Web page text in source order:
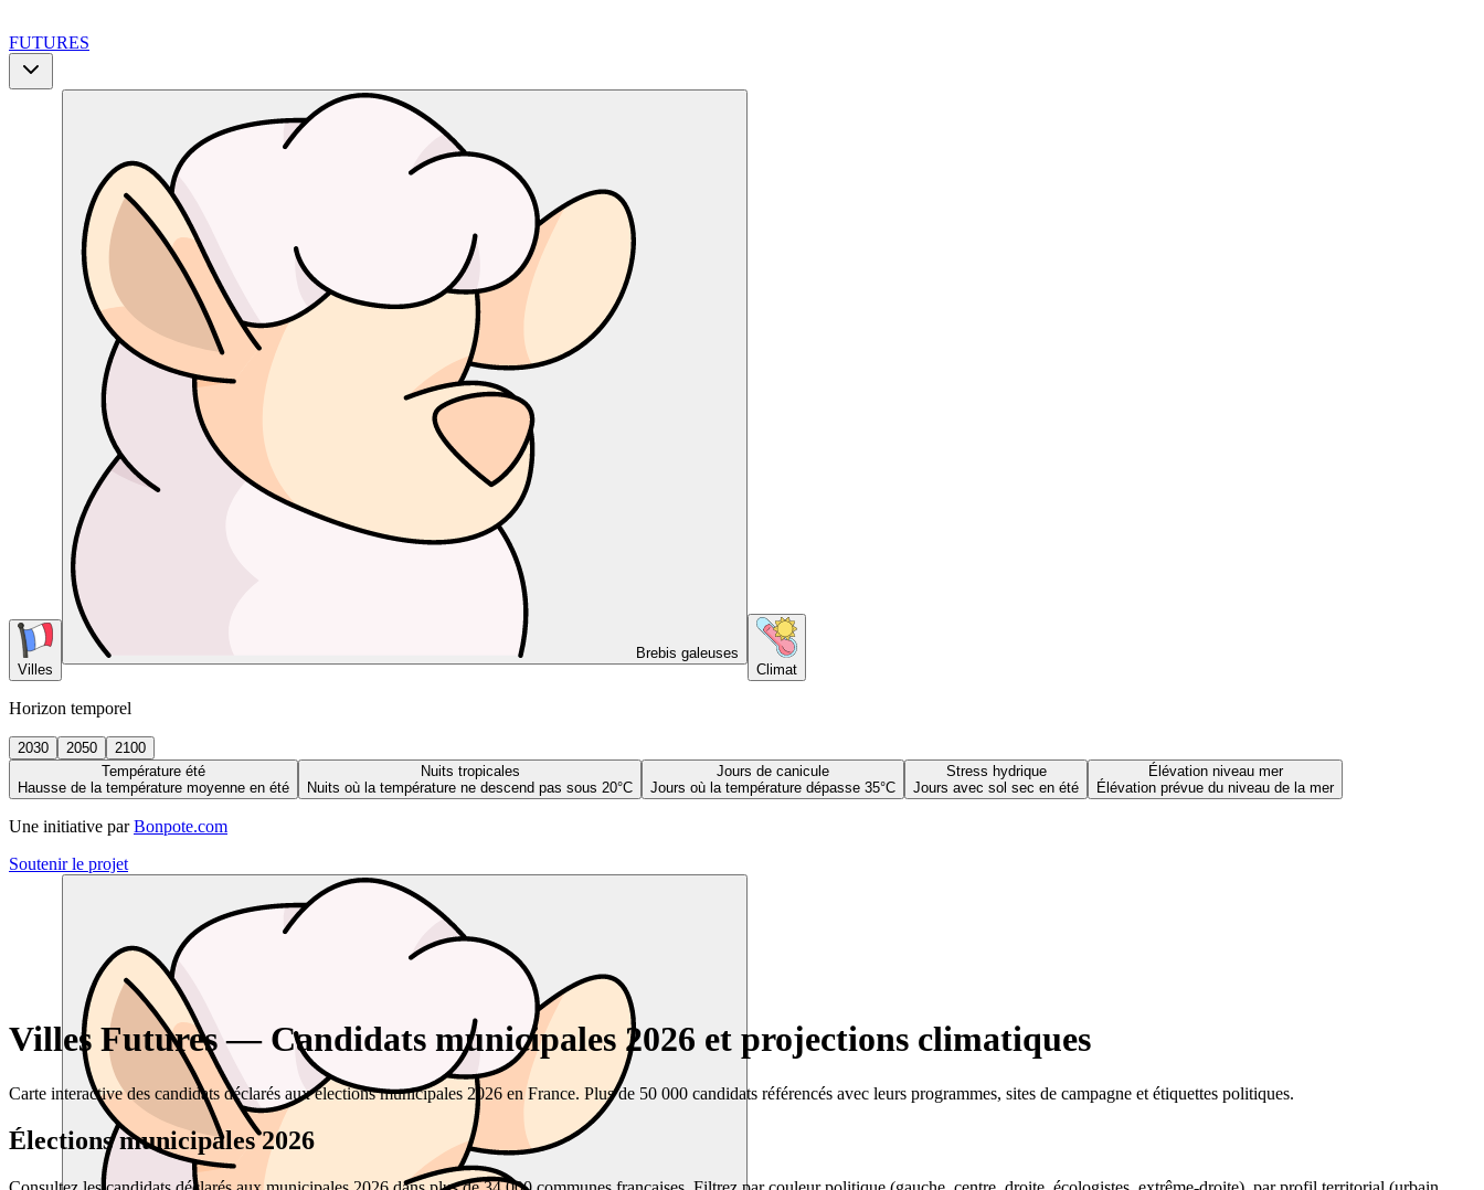
FUTURES
Villes
Brebis galeuses
Climat
Horizon temporel
2030 2050
2100
Température été
Hausse de la température moyenne en été
Nuits tropicales
Nuits où la température ne descend pas sous 20°C
Jours de canicule
Jours où la température dépasse 35°C
Stress hydrique
Jours avec sol sec en été
Élévation niveau mer
Élévation prévue du niveau de la mer
Une initiative par Bonpote.com
Soutenir le projet
Villes Futures — Candidats municipales 2026 et projections climatiques
Carte interactive des candidats déclarés aux élections municipales 2026 en France. Plus de 50 000 candidats référencés avec leurs programmes, sites de campagne et étiquettes politiques.
Élections municipales 2026